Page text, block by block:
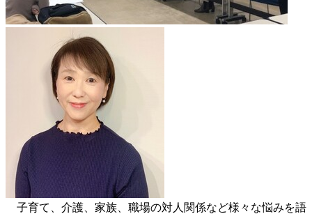
子育て、介護、家族、職場の対人関係など様々な悩みを語